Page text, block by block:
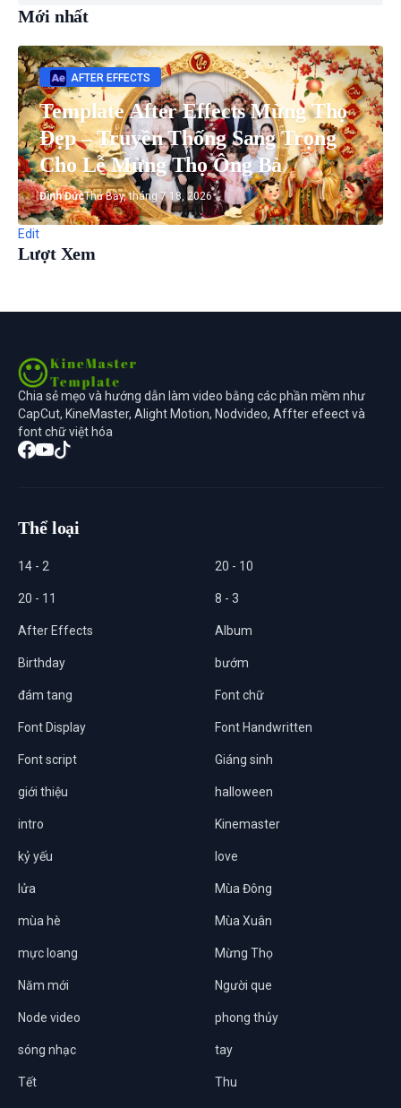
Mới nhất
AFTER EFFECTS
Template After Effects Mừng Thọ
Đẹp – Truyền Thống Sang Trọng
Cho Lễ Mừng Thọ Ông Bà
Đình ĐứcThứ Bảy, tháng 7 18, 2026
Edit
Lượt Xem
Chia sẻ mẹo và hướng dẫn làm video bằng các phần mềm như
CapCut, KineMaster, Alight Motion, Nodvideo, Affter efeect và
font chữ việt hóa
Thể loại
14 - 2 20 - 10
20 - 11 8 - 3
After Effects Album
Birthday bướm
đám tang Font chữ
Font Display Font Handwritten
Font script Giáng sinh
giới thiệu halloween
intro Kinemaster
kỷ yếu love
lửa Mùa Đông
mùa hè Mùa Xuân
mực loang Mừng Thọ
Năm mới Người que
Node video phong thủy
sóng nhạc tay
Tết Thu